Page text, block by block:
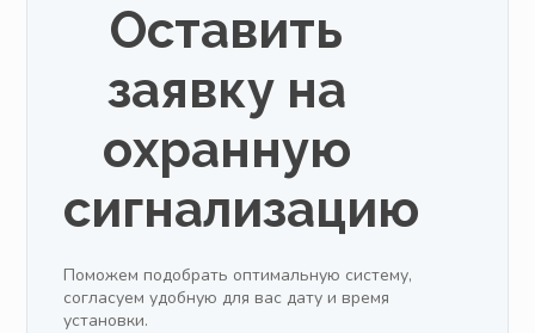
Оставить
заявку на
охранную
сигнализацию
Поможем подобрать оптимальную систему,
согласуем удобную для вас дату и время
установки.